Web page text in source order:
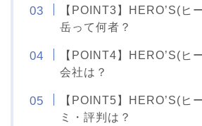
【POINT3】HERO’S(ヒ
岳って何者？
【POINT4】HERO’S(ヒ
会社は？
【POINT5】HERO’S(ヒ
ミ・評判は？